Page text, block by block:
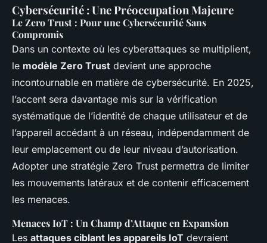
Cybersécurité : Une Préoccupation Majeure
Le Zero Trust : Pour une Cybersécurité Sans
Compromis
Dans un contexte où les cyberattaques se multiplient,
le modèle Zero Trust devient une approche
incontournable en matière de cybersécurité. En 2025,
l’accent sera davantage mis sur la vérification
systématique de l’identité de chaque utilisateur et de
l’appareil accédant à un réseau, indépendamment de
leur emplacement ou de leur niveau d’autorisation.
Adopter une stratégie Zero Trust permettra de limiter
les mouvements latéraux et de contenir efficacement
les menaces.
Menaces IoT : Un Champ d’Attaque en Expansion
Les attaques ciblant les appareils IoT devraient